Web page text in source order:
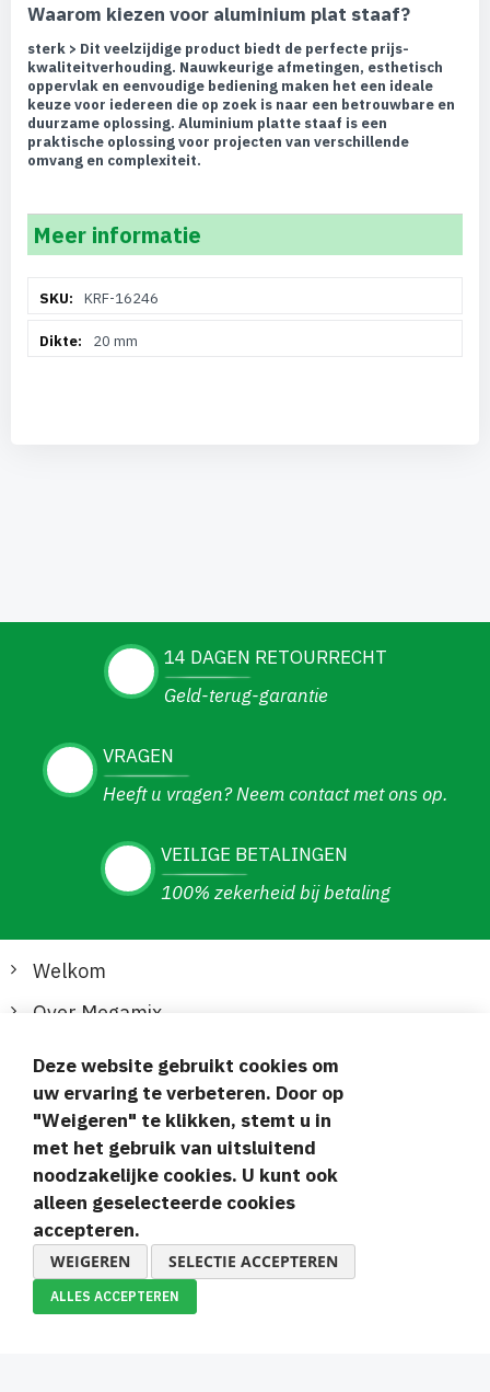
Waarom kiezen voor aluminium plat staaf?
sterk > Dit veelzijdige product biedt de perfecte prijs-
kwaliteitverhouding. Nauwkeurige afmetingen, esthetisch
oppervlak en eenvoudige bediening maken het een ideale
keuze voor iedereen die op zoek is naar een betrouwbare en
duurzame oplossing. Aluminium platte staaf is een
praktische oplossing voor projecten van verschillende
omvang en complexiteit.
Meer informatie
informatieKRF-16246
20 mm
14 DAGEN RETOURRECHT
Geld-terug-garantie
VRAGEN
Heeft u vragen? Neem contact met ons op.
VEILIGE BETALINGEN
100% zekerheid bij betaling
Welkom
Over Megamix
Informatie
Klantenservice
Veilige en gemakkelijke betalingen
Deze website gebruikt cookies om
uw ervaring te verbeteren. Door op
"Weigeren" te klikken, stemt u in
met het gebruik van uitsluitend
noodzakelijke cookies. U kunt ook
alleen geselecteerde cookies
accepteren.
WEIGEREN SELECTIE ACCEPTEREN
ALLES ACCEPTEREN